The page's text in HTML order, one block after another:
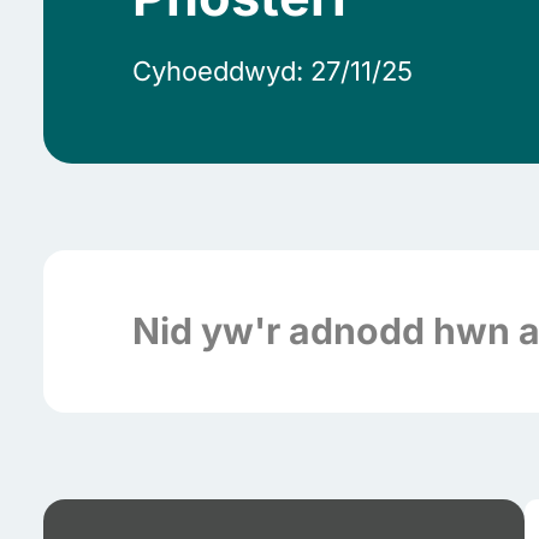
Cyhoeddwyd: 27/11/25
Nid yw'r adnodd hwn